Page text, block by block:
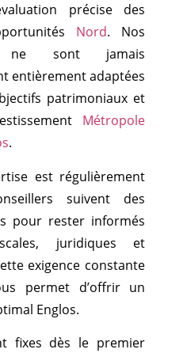
précise des
Nord. Nos
ne sont jamais
entièrement adaptées
patrimoniaux et
Métropole
.
est régulièrement
suivent des
pour rester informés
juridiques et
exigence constante
permet d’offrir un
Englos.
fixes dès le premier